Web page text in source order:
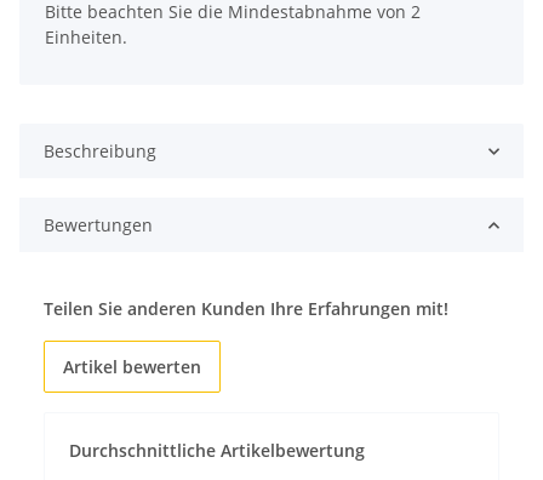
Bitte beachten Sie die Mindestabnahme von 2
Einheiten.
Beschreibung
Bewertungen
Durchschnittliche Artikelbewertung
Teilen Sie anderen Kunden Ihre Erfahrungen mit!
Artikel bewerten